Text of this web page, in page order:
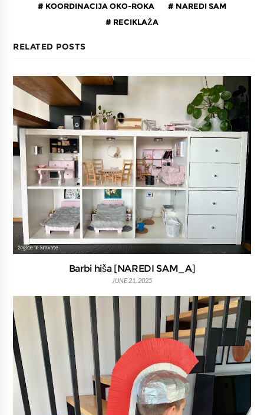
KOORDINACIJA OKO-ROKA
NAREDI SAM
RECIKLAŽA
RELATED POSTS
Barbi hiša [NAREDI SAM_A]
JUNE 21, 2025